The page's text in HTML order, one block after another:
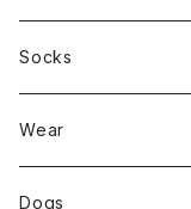
Socks
FIRE
ANIMAL
Wear
Dogs